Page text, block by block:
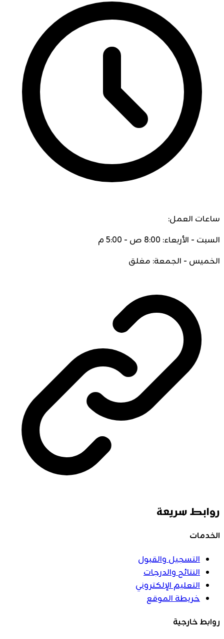
ساعات العمل:
السبت - الأربعاء: 8:00 ص - 5:00 م
الخميس - الجمعة: مغلق
روابط سريعة
الخدمات
التسجيل والقبول
النتائج والدرجات
التعليم الإلكتروني
خريطة الموقع
روابط خارجية